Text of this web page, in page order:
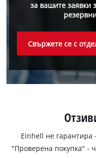
за вашите заявки
Свържете се с
Einhell не гарантира
"Проверена покупка" -